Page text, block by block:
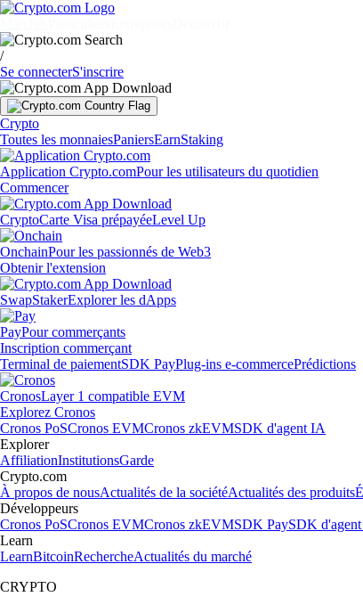
/
Se connecterS'inscrire
Crypto
Toutes les monnaiesPaniersEarnStaking
Application Crypto.comPour les utilisateurs du quotidien
Commencer
CryptoCarte Visa prépayéeLevel Up
OnchainPour les passionnés de Web3
Obtenir l'extension
SwapStakerExplorer les dApps
PayPour commerçants
Inscription commerçant
Terminal de paiementSDK PayPlug-ins e-commercePrédictions
CronosLayer 1 compatible EVM
Explorez Cronos
Cronos PoSCronos EVMCronos zkEVMSDK d'agent IA
Explorer
AffiliationInstitutionsGarde
Crypto.com
À propos de nousActualités de la sociétéActualités des produits
Développeurs
Cronos PoSCronos EVMCronos zkEVMSDK PaySDK
Learn
LearnBitcoinRechercheActualités du marché
CRYPTO